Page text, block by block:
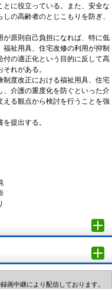
に役立っている。また、安全な
の高齢者のとじこもりを防ぎ、
原則自己負担になれば、特に低
祉用具、住宅改修の利用が抑制
付の適正化という目的に反して高
れがある。
度改正における福祉用具、住宅
介護の重度化を防ぐといった介
る観点から検討を行うことを強
提出する。
画中継により配信しております。